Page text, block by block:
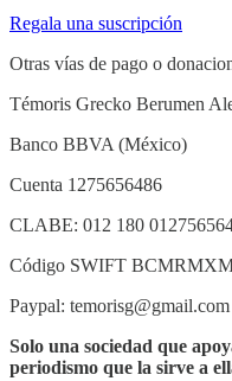
Regala una suscripción
Otras vías de pago o
Témoris Grecko Berumen
Banco BBVA (México)
Cuenta 1275656486
CLABE: 012 180
Código SWIFT
Paypal: temorisg@gmail.com
Solo una sociedad que
periodismo que la sirve a